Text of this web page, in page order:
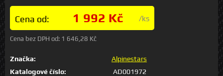
Cena od: 1 992 Kč /ks
Cena bez DPH od: 1 646,28 Kč
Značka:
Alpinestars
Katalogové číslo:
AD001972